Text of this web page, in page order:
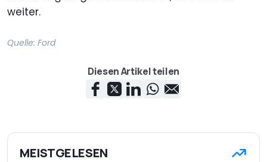
weiter.
Quelle: Ford
Diesen Artikel teilen
MEISTGELESEN